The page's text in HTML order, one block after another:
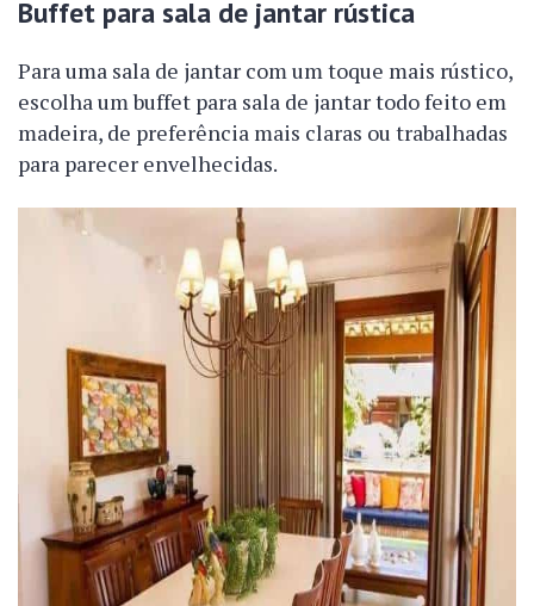
Buffet para sala de jantar rústica
Para uma sala de jantar com um toque mais rústico,
escolha um buffet para sala de jantar todo feito em
madeira, de preferência mais claras ou trabalhadas
para parecer envelhecidas.